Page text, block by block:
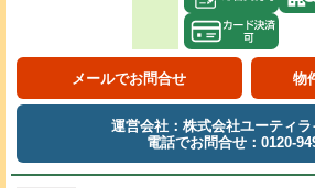
メールでお問合せ 物
運営会社：株式会社ユーティ
電話でお問合せ：0120-